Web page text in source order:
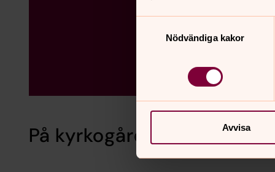
Nödvändiga kakor
Avvisa
På kyrkogårdarna